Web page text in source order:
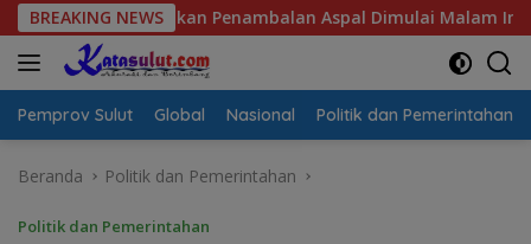
Langsung
ke
konten
BREAKING NEWS
Pastikan Penambalan Aspal Dimulai Malam Ini Sulut
Pemprov Sulut Global Nasional Politik dan Pemerintahan
Beranda Politik dan Pemerintahan
Politik dan Pemerintahan